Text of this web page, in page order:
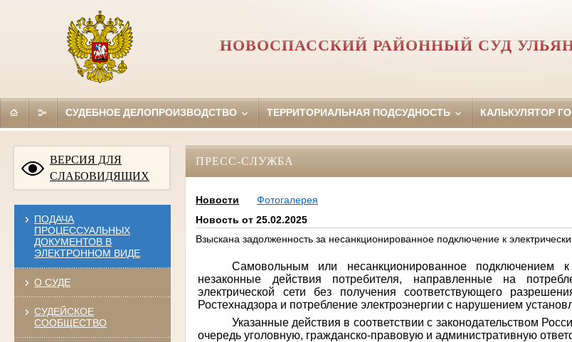
НОВОСПАССКИЙ РАЙОННЫЙ СУД
СУДЕБНОЕ ДЕЛОПРОИЗВОДСТВО ТЕРРИТОРИАЛЬНАЯ ПОДСУДНОСТЬ КАЛЬКУЛЯТОР
ВЕРСИЯ ДЛЯ
СЛАБОВИДЯЩИХ
ПОДАЧА
ПРОЦЕССУАЛЬНЫХ
ДОКУМЕНТОВ В
ЭЛЕКТРОННОМ ВИДЕ
О СУДЕ
СУДЕЙСКОЕ
СООБЩЕСТВО
ПРЕСС-СЛУЖБА
Новости
Фотогалерея
Новость от 25.02.2025
Взыскана задолженность за несанкционированное подключение к
Самовольным или несанкционированное подключением
незаконные действия потребителя, направленные на
электрической сети без получения соответствующего
Ростехнадзора и потребление электроэнергии с нарушением
Указанные действия в соответствии с законодательством
очередь уголовную, гражданско-правовую и административную